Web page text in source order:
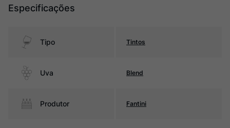
Especificações
Tipo Tintos
Uva Blend
Produtor Fantini